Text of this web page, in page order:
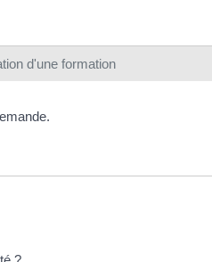
d'une formation